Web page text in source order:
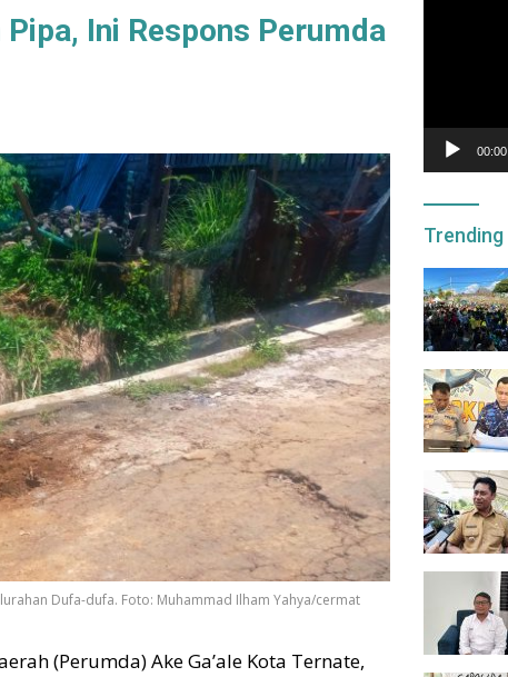
Ini Respons Perumda
Dufa-dufa. Foto: Muhammad Ilham Yahya/cermat
(Perumda) Ake Ga’ale Kota Ternate,
00:00
Trending